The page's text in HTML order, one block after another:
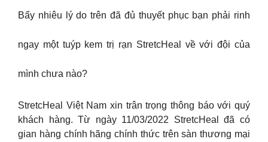
Bấy nhiêu lý do trên đã đủ thuyết phục bạn phải rinh
ngay một tuýp kem trị rạn StretcHeal về với đội của
mình chưa nào?​
StretcHeal Việt Nam xin trân trọng thông báo với quý
khách hàng. Từ ngày 11/03/2022 StretcHeal đã có
gian hàng chính hãng chính thức trên sàn thương mại